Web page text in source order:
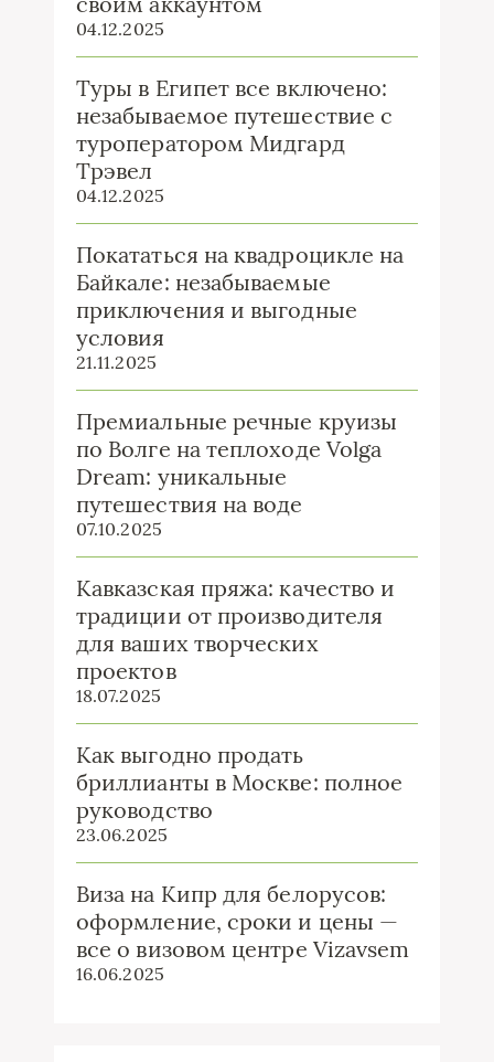
04.12.2025
Туры в Египет все включено:
незабываемое путешествие с
туроператором Мидгард
Трэвел
04.12.2025
Покататься на квадроцикле на
Байкале: незабываемые
приключения и выгодные
условия
21.11.2025
Премиальные речные круизы
по Волге на теплоходе Volga
Dream: уникальные
путешествия на воде
07.10.2025
Кавказская пряжа: качество и
традиции от производителя
для ваших творческих
проектов
18.07.2025
Как выгодно продать
бриллианты в Москве: полное
руководство
23.06.2025
Виза на Кипр для белорусов:
оформление, сроки и цены —
все о визовом центре Vizavsem
16.06.2025